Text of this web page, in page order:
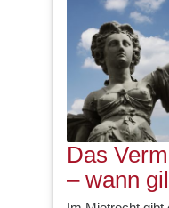
Das
– wann